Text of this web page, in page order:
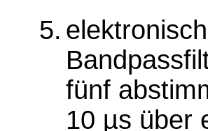
5.
fünf
10 µs über